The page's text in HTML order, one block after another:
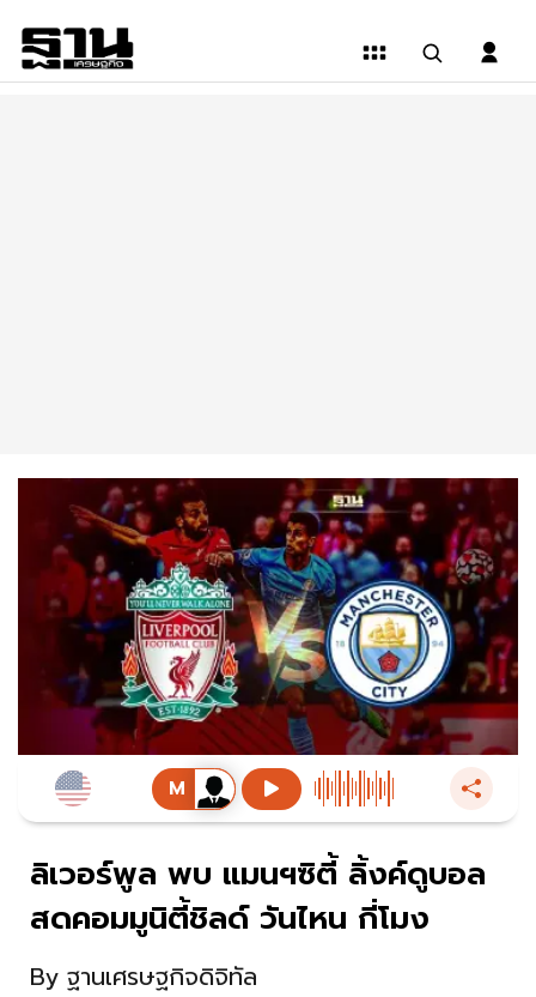
ลิเวอร์พูล พบ แมนฯซิตี้ ลิ้งค์ดูบอล
สดคอมมูนิตี้ชิลด์ วันไหน กี่โมง
By ฐานเศรษฐกิจดิจิทัล